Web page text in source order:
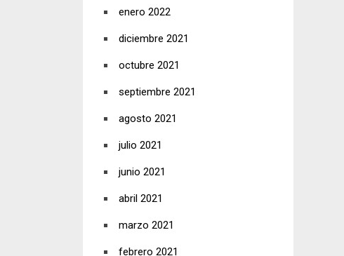
enero 2022
diciembre 2021
octubre 2021
septiembre 2021
agosto 2021
julio 2021
junio 2021
abril 2021
marzo 2021
febrero 2021